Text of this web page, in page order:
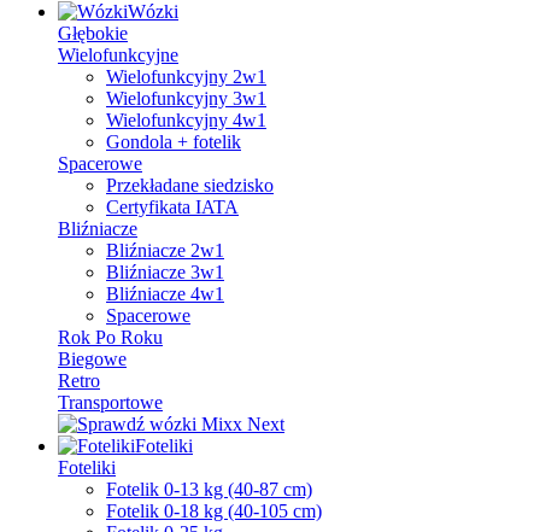
Wózki
Głębokie
Wielofunkcyjne
Wielofunkcyjny 2w1
Wielofunkcyjny 3w1
Wielofunkcyjny 4w1
Gondola + fotelik
Spacerowe
Przekładane siedzisko
Certyfikata IATA
Bliźniacze
Bliźniacze 2w1
Bliźniacze 3w1
Bliźniacze 4w1
Spacerowe
Rok Po Roku
Biegowe
Retro
Transportowe
Foteliki
Foteliki
Fotelik 0-13 kg (40-87 cm)
Fotelik 0-18 kg (40-105 cm)